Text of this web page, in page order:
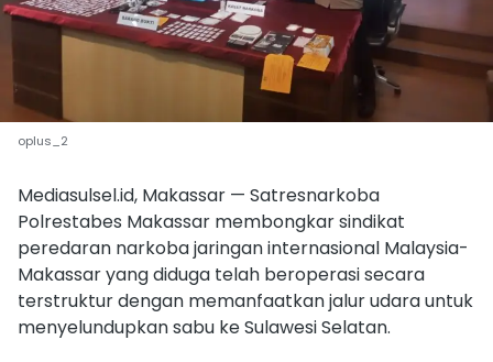
oplus_2
Mediasulsel.id, Makassar — Satresnarkoba
Polrestabes Makassar membongkar sindikat
peredaran narkoba jaringan internasional Malaysia-
Makassar yang diduga telah beroperasi secara
terstruktur dengan memanfaatkan jalur udara untuk
menyelundupkan sabu ke Sulawesi Selatan.